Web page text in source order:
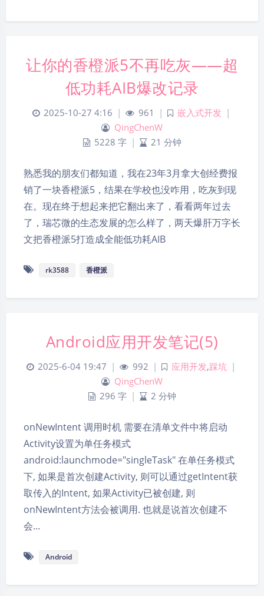
让你的香橙派5不再吃灰——超
低功耗AIB爆改记录
2025-10-27 4:16 | 961 | 嵌入式开发 |
QingChenW
5228 字 | 21 分钟
熟悉我的朋友们都知道，我在23年3月拿大创经费报
销了一块香橙派5，结果在学校也没咋用，吃灰到现
在。现在终于想起来把它翻出来了，看看两年过去
了，瑞芯微的生态发展的怎么样了，两天爆肝万字长
文把香橙派5打造成全能低功耗AIB
rk3588 香橙派
Android应用开发笔记(5)
2025-6-04 19:47 | 992 | 应用开发,踩坑 |
QingChenW
296 字 | 2 分钟
onNewIntent 调用时机 需要在清单文件中将启动
Activity设置为单任务模式
android:launchmode="singleTask" 在单任务模式
下, 如果是首次创建Activity, 则可以通过getIntent获
取传入的Intent, 如果Activity已被创建, 则
onNewIntent方法会被调用. 也就是说首次创建不
会…
Android